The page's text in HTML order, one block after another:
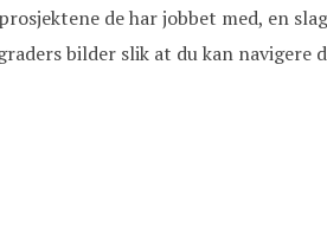
de har jobbet med, en
bilder slik at du kan navigere